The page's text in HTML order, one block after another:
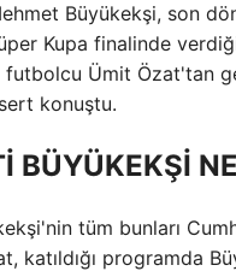
Büyükekşi, son
Kupa finalinde
Ümit Özat'tan
konuştu.
BÜYÜKEKŞİ
tüm bunları
katıldığı programda